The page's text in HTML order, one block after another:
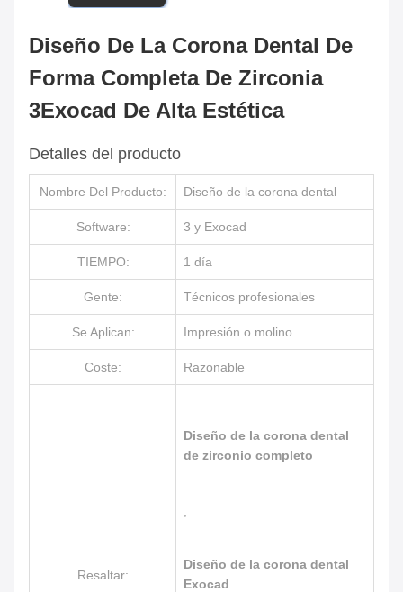
Diseño De La Corona Dental De
Forma Completa De Zirconia
3Exocad De Alta Estética
Detalles del producto
Nombre Del Producto: Diseño de la corona dental
Software: 3 y Exocad
TIEMPO: 1 día
Gente: Técnicos profesionales
Se Aplican: Impresión o molino
Coste: Razonable
Resaltar:
Diseño de la corona dental
de zirconio completo
Diseño de la corona dental
Exocad